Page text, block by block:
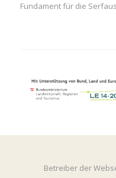
Fundament für die
Betreiber der